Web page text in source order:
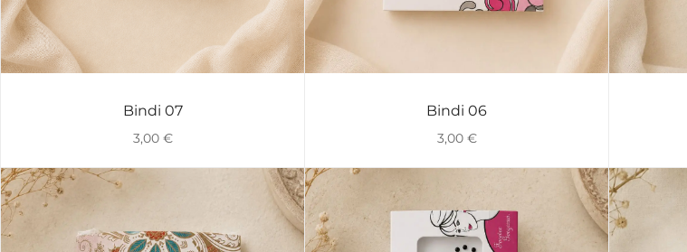
VISTA RÁPIDA
Bindi 07
3,00 €
VISTA RÁPIDA
Bindi 06
3,00 €